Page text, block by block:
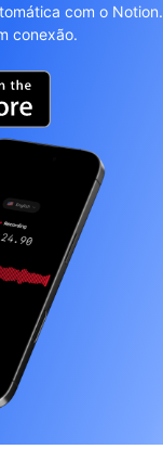
com o Notion.
conexão.